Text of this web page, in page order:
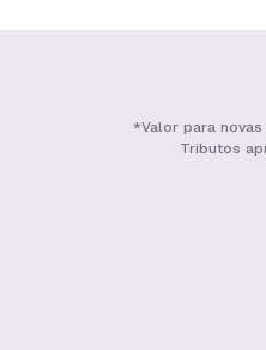
*Valor para
Tributos